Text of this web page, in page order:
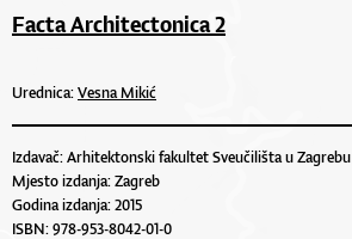
Facta Architectonica 2
Urednica:Vesna Mikić
Izdavač: Arhitektonski fakultet Sveučilišta u Zagrebu
Mjesto izdanja: Zagreb
Godina izdanja: 2015
ISBN: 978-953-8042-01-0